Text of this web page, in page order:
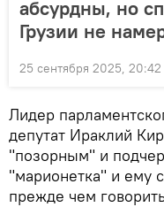
абсурдны, но
Грузии не
25 сентября 2025, 20:42
Лидер
депутат Ираклий
"позорным" и
"марионетка" и ему
прежде чем